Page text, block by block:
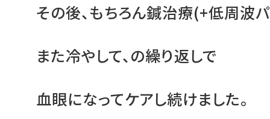
その後、もちろん鍼治療(+低周波
また冷やして、の繰り返しで
血眼になってケアし続けました。